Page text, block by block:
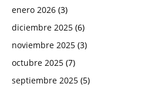
enero 2026 (3)
diciembre 2025 (6)
noviembre 2025 (3)
octubre 2025 (7)
septiembre 2025 (5)